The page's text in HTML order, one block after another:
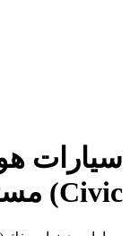
Civic) مستعملة للبيع في مصر